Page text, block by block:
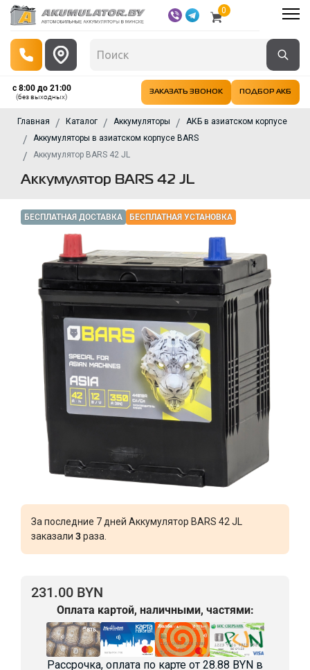
0
с 8:00 до 21:00
(без выходных)
ЗАКАЗАТЬ ЗВОНОК ПОДБОР АКБ
Главная Каталог Аккумуляторы
АКБ в азиатском корпусе
Аккумуляторы в азиатском корпусе BARS
Аккумулятор BARS 42 JL
Аккумулятор BARS 42 JL
БЕСПЛАТНАЯ ДОСТАВКА БЕСПЛАТНАЯ УСТАНОВКА
За последние 7 дней Аккумулятор BARS 42 JL
заказали 3раза.
231.00 BYN
Оплата картой, наличными, частями:
Рассрочка, оплата по карте от 28.88 BYN в